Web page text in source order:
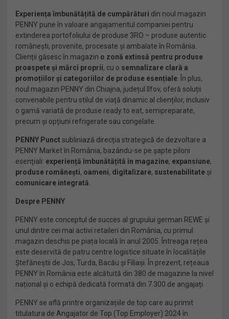
Experiența îmbunătățită de cumpărături din noul magazin
PENNY pune în valoare angajamentul companiei pentru
extinderea portofoliului de produse 3RO – produse autentic
românești, provenite, procesate și ambalate în România.
Clienții găsesc în magazin o zonă extinsă pentru produse
proaspete și mărci proprii, cu o semnalizare clară a
promoțiilor și categoriilor de produse esențiale . În plus,
noul magazin PENNY din Chiajna, județul Ilfov, oferă soluții
convenabile pentru stilul de viață dinamic al clienților, inclusiv
o gamă variată de produse ready to eat, semipreparate,
precum și opțiuni refrigerate sau congelate.
PENNY Punct subliniază direcția strategică de dezvoltare a
PENNY Market în România, bazându-se pe șapte piloni
esențiali: experiență îmbunătățită în magazine, expansiune,
produse românești, oameni, digitalizare, sustenabilitate și
comunicare integrată
Despre PENNY
PENNY este conceptul de succes al grupului german REWE și
unul dintre cei mai activi retaileri din România, cu primul
magazin deschis pe piața locală în anul 2005. Întreaga rețea
este deservită de patru centre logistice situate în localitățile
Ștefăneștii de Jos, Turda, Bacău și Filiași. În prezent, rețeaua
PENNY în România este alcătuită din 380 de magazine la nivel
național și o echipă dedicată formată din 7.300 de angajați.
PENNY se află printre organizațiile de top care au primit
titulatura de Angajator de Top (Top Employer) 2024 în